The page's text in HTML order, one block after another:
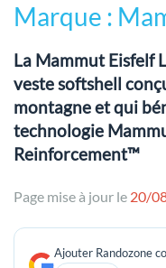
Marque :
La Mammut Eisfelf
veste softshell
montagne et qui
technologie
Reinforcement™
Page mise à jour le 20/
Ajouter Randozone